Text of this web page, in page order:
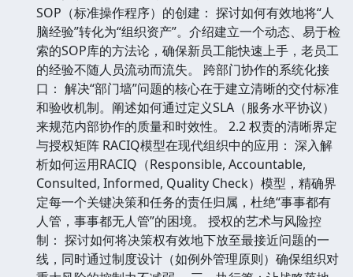
SOP（标准操作程序）的创建： 探讨如何有效地将“人
脑经验”转化为“组织资产”。介绍建立一个动态、易于检
索的SOP库的方法论，确保新员工能快速上手，老员工
的经验不随人员流动而流失。 跨部门协作的系统化接
口： 解决“部门墙”问题的核心在于建立清晰的交付标准
和验收机制。阐述如何通过定义SLA（服务水平协议）
来规范内部协作的质量和时效性。 2.2 权责的清晰界定
与授权矩阵 RACIQ模型在现代组织中的应用： 深入解
析如何运用RACIQ（Responsible, Accountable,
Consulted, Informed, Quality Check）模型，精确界
定每一个关键决策和任务的责任归属，杜绝“事事都有
人管，事事都无人管”的困境。 授权的艺术与风险控
制： 探讨如何将决策权有效地下放至最接近问题的一
线，同时通过制度设计（如例外管理原则）确保组织对